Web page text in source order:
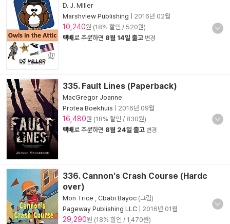
D. J. Miller
Marshview Publishing
2016년 02월
10,240원 (18% 할인 / 520원)
택배로 주문하면 8월 14일 출고 변경
335. Fault Lines (Paperback)
MacGregor Joanne
Protea Boekhuis
2016년 09월
16,480원 (18% 할인 / 830원)
택배로 주문하면 8월 24일 출고 변경
336. Cannon's Crash Course (Hardc
over)
Mon Trice Cbabi Bayoc (그림)
Pageway Publishing LLC
2016년 01월
29,290원 (18% 할인 / 1,470원)